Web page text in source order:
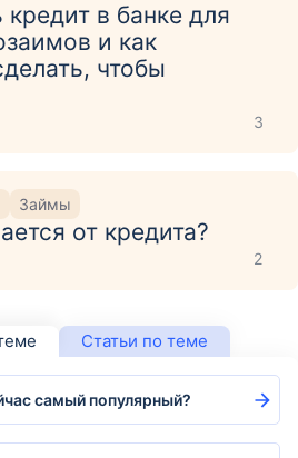
в банке для
и как
чтобы
3
Займы
от кредита?
2
Статьи по теме
самый популярный?